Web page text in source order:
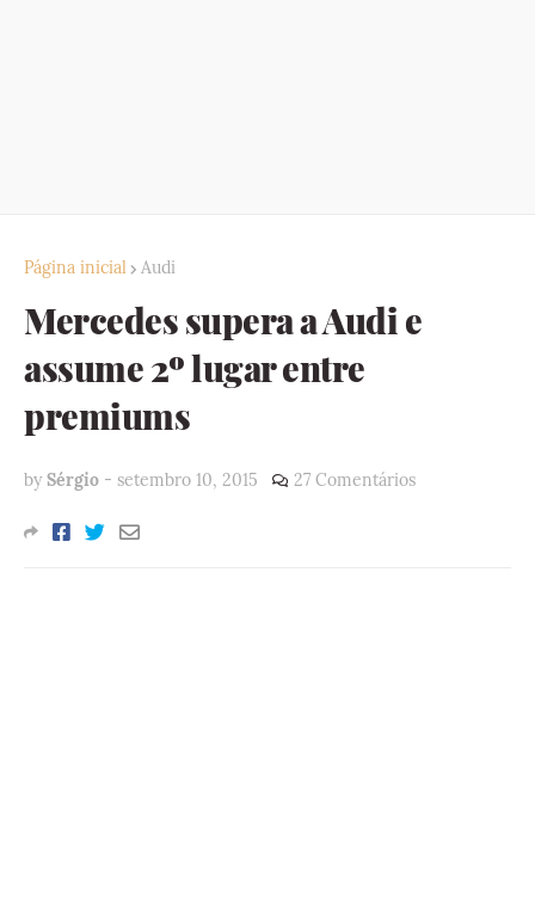
Página inicial Audi
Mercedes supera a Audi e
assume 2º lugar entre
premiums
by Sérgio - setembro 10, 2015 27 Comentários